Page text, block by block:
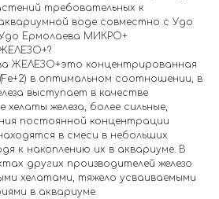
требовательных к
воде совместно с Удо
Ермолаева МИКРО+
ЖЕЛЕЗО+это концентрированная
в оптимальном соотношении, в
выступает в качестве
железа, более сильные,
постоянной концентрации
в смеси в небольших
к накоплению их в аквариуме. В
других производителей железо
хелатами, тяжело усваиваемыми
в аквариуме.